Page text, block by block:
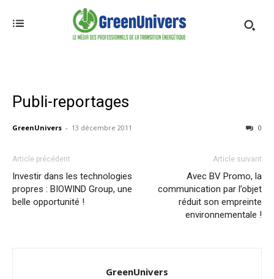
Publi-reportages
GreenUnivers - 13 décembre 2011 0
Article précédent
Investir dans les technologies
propres : BIOWIND Group, une
belle opportunité !
Article suivant
Avec BV Promo, la
communication par l’objet
réduit son empreinte
environnementale !
GreenUnivers